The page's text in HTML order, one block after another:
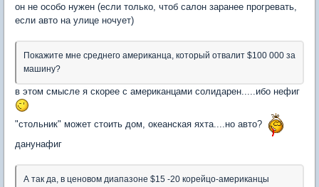
он не особо нужен (если только, чтоб салон заранее прогревать,
если авто на улице ночует)
Покажите мне среднего американца, который отвалит $100 000 за
машину?
в этом смысле я скорее с американцами солидарен.....ибо нефиг
"стольник" может стоить дом, океанская яхта....но авто?
данунафиг
А так да, в ценовом диапазоне $15 -20 корейцо-американцы